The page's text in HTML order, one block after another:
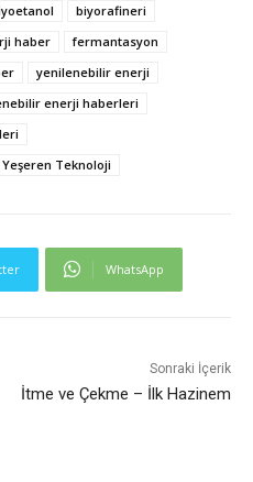
biyorafineri
haber
fermantasyon
yenilenebilir enerji
enerji haberleri
Yeşeren Teknoloji
WhatsApp
Sonraki İçerik
İtme ve Çekme – İlk Hazinem